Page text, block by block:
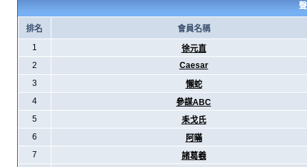
排名
會員名稱
1
徐元直
2
Caesar
3
懶蛇
4
參謀ABC
5
耒戈氏
6
阿暪
7
諸葛羲